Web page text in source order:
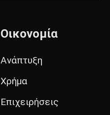
Οικονομία
Ανάπτυξη
Χρήμα
Επιχειρήσεις